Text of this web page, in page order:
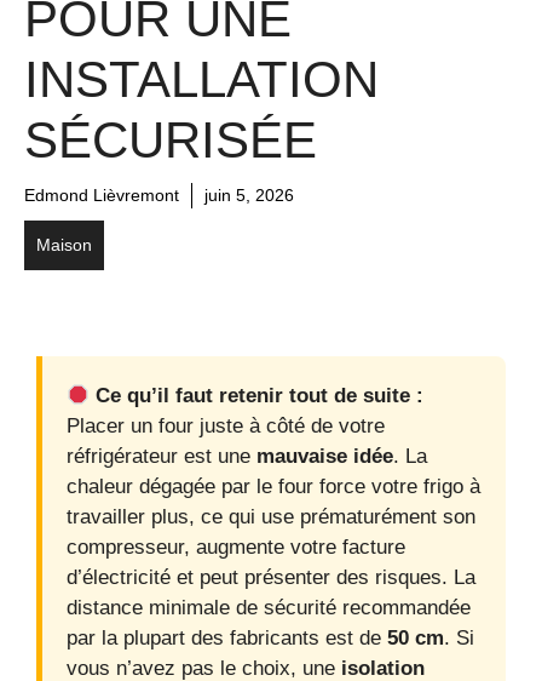
POUR UNE
INSTALLATION
SÉCURISÉE
Edmond Lièvremont juin 5, 2026
Maison
Ce qu’il faut retenir tout de suite :
Placer un four juste à côté de votre
réfrigérateur est une mauvaise idée. La
chaleur dégagée par le four force votre frigo à
travailler plus, ce qui use prématurément son
compresseur, augmente votre facture
d’électricité et peut présenter des risques. La
distance minimale de sécurité recommandée
par la plupart des fabricants est de 50 cm. Si
vous n’avez pas le choix, une isolation